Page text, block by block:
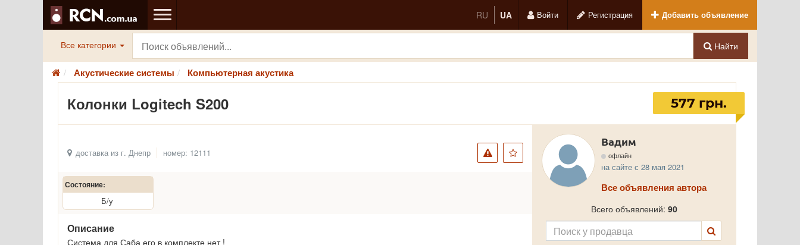
RU UA Войти Регистрация Добавить объявление
Все категории Найти
Акустические системы Компьютерная акустика
Колонки Logitech S200 577 грн.
доставка из г. Днепр номер: 12111
Состояние:
Б/у
Описание
Система для Саба его в комплекте нет !
Вадим
офлайн
на сайте с 28 мая 2021
Все объявления автора
Всего объявлений: 90